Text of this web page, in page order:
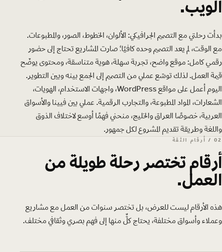
الويب.
بدأت رحلتي مع التصميم الجرافيكي: الألوان، الخطوط، الصور، والمطبوعات.
مع الوقت، لم يعد التصميم وحده كافيًا؛ صارت المشاريع تحتاج إلى حضور
رقمي كامل: موقع واضح، تجربة سهلة، هوية متناسقة، ومحتوى يوضّح
قيمة العمل. لذلك توسّع عملي من التصميم إلى الجمع بينه وبين التطوير.
اليوم أعمل على مواقع WordPress، واجهات الاستخدام، الهويات،
الشعارات، المواد المطبوعة، والتجارب الرقمية. عملي بين فيينا والأسواق
العربية، خصوصًا العراق والخليج، منحني فهمًا أوسع لاختلاف الذوق
واللغة وطريقة تقديم المشروع لكل جمهور.
02 / أرقام الثقة
أرقام تختصر رحلة طويلة من
العمل.
هذه الأرقام ليست للعرض، بل تختصر سنوات من العمل مع مشاريع
وعملاء وأسواق مختلفة، يحتاج كلٌّ منها إلى فهم بصري وثقافي مختلف.